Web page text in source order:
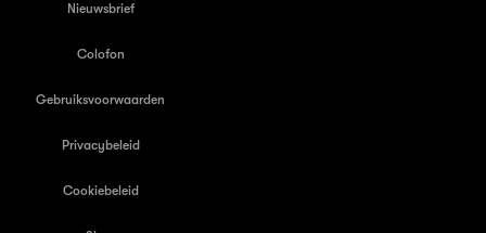
Nieuwsbrief
Colofon
Gebruiksvoorwaarden
Privacybeleid
Cookiebeleid